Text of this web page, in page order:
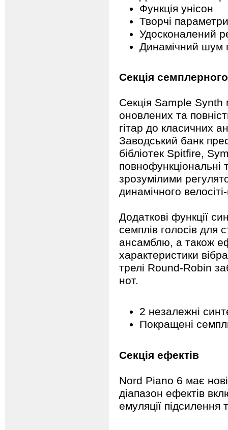
Функція унісон
Творчі
Удосконалений
Динамічний шум
Секція
Секція Sample Synth
оновлених та
гітар до класичних
Заводський банк
бібліотек Spitfire,
повнофункціональні
зрозумілими
динамічного велосіті-
Додаткові функції
семплів голосів для
ансамблю, а також
характеристики
трелі Round-Robin
нот.
2 незалежні
Покращені
Секція ефектів
Nord Piano 6 має
діапазон ефектів
емуляції підсилення